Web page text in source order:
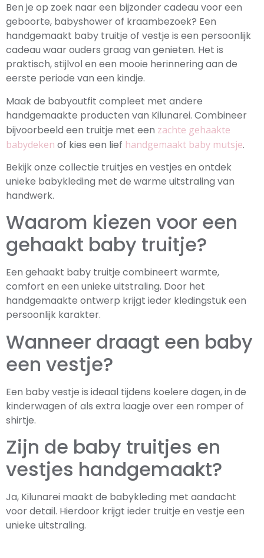
Ben je op zoek naar een bijzonder cadeau voor een
geboorte, babyshower of kraambezoek? Een
handgemaakt baby truitje of vestje is een persoonlijk
cadeau waar ouders graag van genieten. Het is
praktisch, stijlvol en een mooie herinnering aan de
eerste periode van een kindje.
Maak de babyoutfit compleet met andere
handgemaakte producten van Kilunarei. Combineer
bijvoorbeeld een truitje met een zachte gehaakte
babydeken of kies een lief handgemaakt baby mutsje.
Bekijk onze collectie truitjes en vestjes en ontdek
unieke babykleding met de warme uitstraling van
handwerk.
Waarom kiezen voor een
gehaakt baby truitje?
Een gehaakt baby truitje combineert warmte,
comfort en een unieke uitstraling. Door het
handgemaakte ontwerp krijgt ieder kledingstuk een
persoonlijk karakter.
Wanneer draagt een baby
een vestje?
Een baby vestje is ideaal tijdens koelere dagen, in de
kinderwagen of als extra laagje over een romper of
shirtje.
Zijn de baby truitjes en
vestjes handgemaakt?
Ja, Kilunarei maakt de babykleding met aandacht
voor detail. Hierdoor krijgt ieder truitje en vestje een
unieke uitstraling.